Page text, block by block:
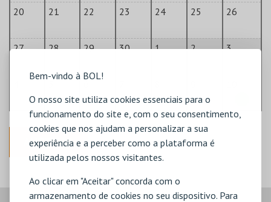
Bem-vindo à BOL!
O nosso site utiliza cookies essenciais para o
funcionamento do site e, com o seu consentimento,
cookies que nos ajudam a personalizar a sua
experiência e a perceber como a plataforma é
utilizada pelos nossos visitantes.
Ao clicar em "Aceitar" concorda com o
armazenamento de cookies no seu dispositivo. Para
20 21 22 23 24 25 26
27 28 29 30 1 2 3
ANTERIOR